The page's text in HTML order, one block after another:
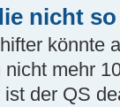
nicht
könnte
mehr
der QS